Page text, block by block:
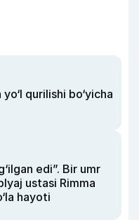
qurilishi bo‘yicha
edi”. Bir umr
ustasi Rimma
hayoti